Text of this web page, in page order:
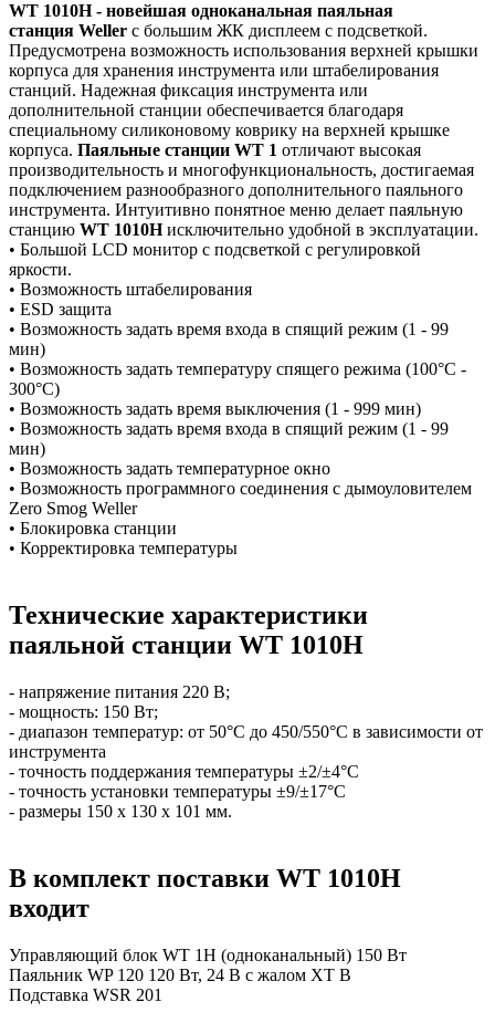
WT 1010H - новейшая одноканальная паяльная
станция Weller с большим ЖК дисплеем с подсветкой.
Предусмотрена возможность использования верхней крышки
корпуса для хранения инструмента или штабелирования
станций. Надежная фиксация инструмента или
дополнительной станции обеспечивается благодаря
специальному силиконовому коврику на верхней крышке
корпуса. Паяльные станции WT 1 отличают высокая
производительность и многофункциональность, достигаемая
подключением разнообразного дополнительного паяльного
инструмента. Интуитивно понятное меню делает паяльную
станцию WT 1010Hисключительно удобной в эксплуатации.
• Большой LCD монитор с подсветкой с регулировкой
яркости.
• Возможность штабелирования
• ESD защита
• Возможность задать время входа в спящий режим (1 - 99
мин)
• Возможность задать температуру спящего режима (100°C -
300°C)
• Возможность задать время выключения (1 - 999 мин)
• Возможность задать время входа в спящий режим (1 - 99
мин)
• Возможность задать температурное окно
• Возможность программного соединения с дымоуловителем
Zero Smog Weller
• Блокировка станции
• Корректировка температуры
Технические характеристики
паяльной станции WT 1010H
- напряжение питания 220 В;
- мощность: 150 Вт;
- диапазон температур: от 50°C до 450/550°C в зависимости от
инструмента
- точность поддержания температуры ±2/±4°C
- точность установки температуры ±9/±17°C
- размеры 150 х 130 х 101 мм.
В комплект поставки WT 1010H
входит
Управляющий блок WT 1H (одноканальный) 150 Вт
Паяльник WP 120 120 Вт, 24 В с жалом XT B
Подставка WSR 201